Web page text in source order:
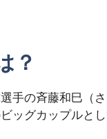
？
手の斉藤和巳（
ッグカップルと